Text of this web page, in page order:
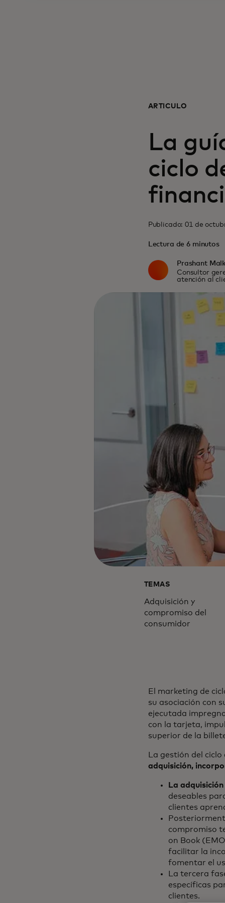
ARTÍCULO
La
ciclo
Publicado: 01 de
Lectura de 6 minutos
Prashant
Consultor
atención al
TEMAS
Adquisición y
compromiso del
consumidor
El marketing de
su asociación con
ejecutada
con la tarjeta,
superior de la
La gestión del
adquisición,
La adquisición
deseables
clientes
compromiso
on Book
facilitar la
fomentar el
La tercera
específicas
clientes.